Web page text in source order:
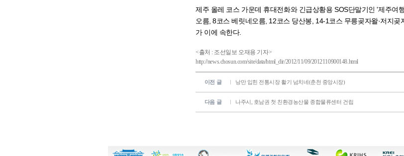
이전 글 낭만 입힌 전통시장 활기 넘치네(춘천 중앙시장)
다음 글 나주시, 호남권 첫 친환경농산물 종합물류센터 건립
제주 올레 코스 가운데 휴대전화와 긴급상황용 SOS단말기인 '제주여
오름, 8코스 베릿네오름, 12코스 당산봉, 14-1코스 무릉곶자왈·저지
가 이에 속한다.
<출처 : 조선일보 오재용 기자>
http://news.chosun.com/site/data/html_dir/2012/11/09/2012110900148.html